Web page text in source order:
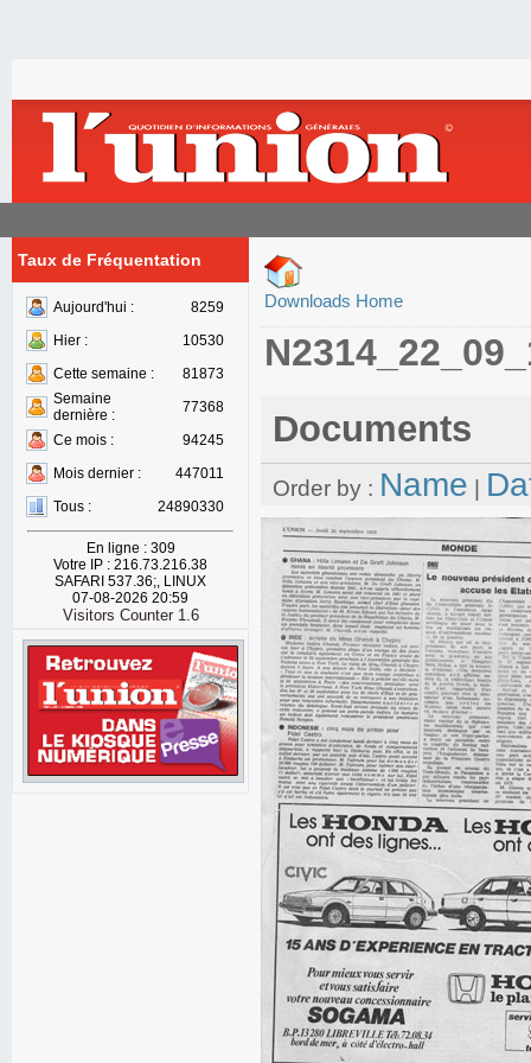
Taux de Fréquentation
Aujourd'hui :
8259
Hier :
10530
Cette semaine :
81873
Semaine
dernière :
77368
Ce mois :
94245
Mois dernier :
447011
Tous :
24890330
En ligne : 309
Votre IP : 216.73.216.38
SAFARI 537.36;, LINUX
07-08-2026 20:59
Visitors Counter 1.6
Downloads Home
Documents
Order by : Name